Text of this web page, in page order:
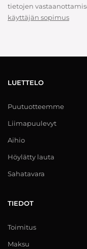
tietojen
käyttäjän sopimus
LUETTELO
Puutuotteemme
Liimapuulevyt
Aihio
Höylätty lauta
Sahatavara
TIEDOT
Toimitus
Maksu